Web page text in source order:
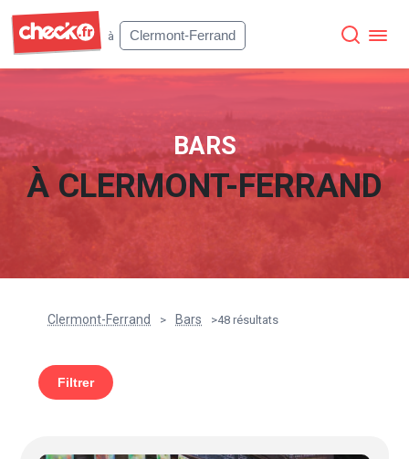
à
Clermont-Ferrand
BARS
À CLERMONT-FERRAND
Clermont-Ferrand > Bars >48 résultats
Filtrer